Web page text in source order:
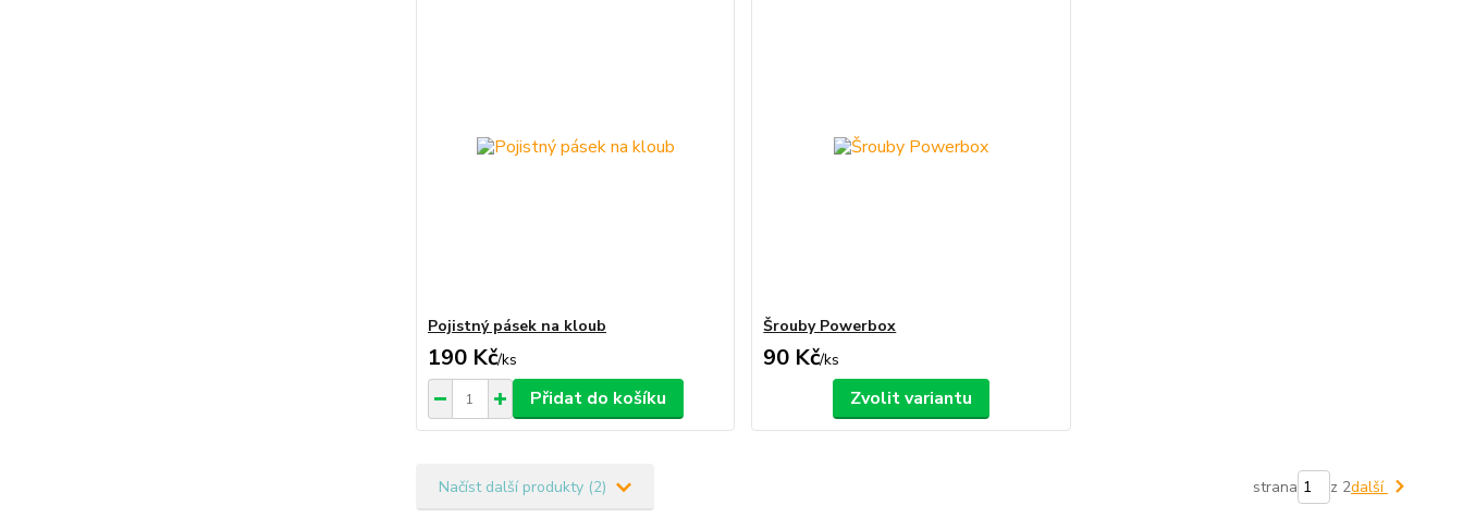
Pojistný pásek na kloub
190 Kč/ks
Přidat do košíku
Šrouby Powerbox
90 Kč/ks
Zvolit variantu
Načíst další produkty (2) strana z 2další